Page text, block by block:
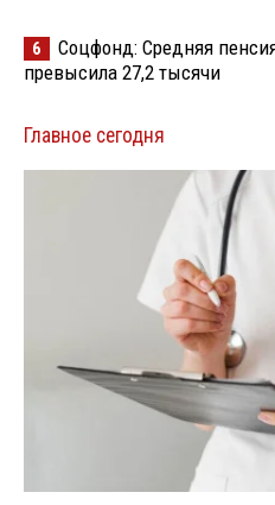
6
Соцфонд: Средняя
превысила 27,2 тысячи
Главное сегодня